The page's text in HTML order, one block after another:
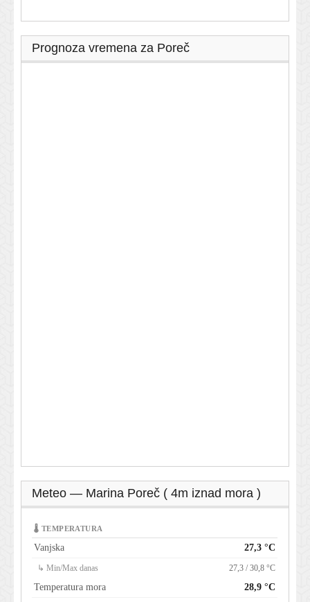
Prognoza vremena za Poreč
Meteo — Marina Poreč ( 4m iznad mora )
🌡 TEMPERATURA
Vanjska 27,3 °C
↳ Min/Max danas 27,3 / 30,8 °C
Temperatura mora 28,9 °C